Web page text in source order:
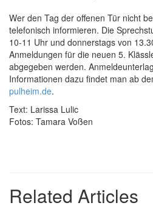
Wer den Tag der offenen Tür nicht
telefonisch informieren. Die
10-11 Uhr und donnerstags von
Anmeldungen für die neuen 5.
abgegeben werden.
Informationen dazu findet man ab
pulheim.de.
Text: Larissa Lulic
Fotos: Tamara Voßen
Related Articles